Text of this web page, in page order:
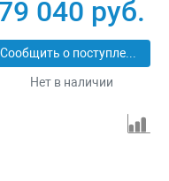
040 руб.
Сообщить о поступлении
Нет в наличии